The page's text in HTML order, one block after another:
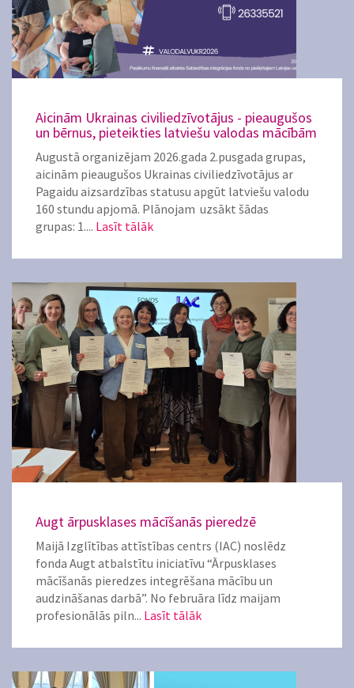
Aicinām Ukrainas civiliedzīvotājus - pieaugušos
un bērnus, pieteikties latviešu valodas mācībām
Augustā organizējam 2026.gada 2.pusgada grupas,
aicinām pieaugušos Ukrainas civiliedzīvotājus ar
Pagaidu aizsardzības statusu apgūt latviešu valodu
160 stundu apjomā. Plānojam uzsākt šādas
grupas: 1.... Lasīt tālāk
Augt ārpusklases mācīšanās pieredzē
Maijā Izglītības attīstības centrs (IAC) noslēdz
fonda Augt atbalstītu iniciatīvu “Ārpusklases
mācīšanās pieredzes integrēšana mācību un
audzināšanas darbā”. No februāra līdz maijam
profesionālās piln... Lasīt tālāk